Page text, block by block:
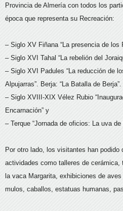
Provincia de Almería con todos los
época que representa su Recreación:
– Siglo XV Fiñana “La presencia de los
– Siglo XVI Tahal “La rebelión del
– Siglo XVI Padules “La reducción de
Alpujarras”. Berja: “La Batalla de Berja”.
– Siglo XVIII-XIX Vélez Rubio
Encarnación” y
– Terque “Jornada de oficios: La uva de
Por otro lado, los visitantes han podido
actividades como talleres de cerámica,
la vaca Margarita, exhibiciones de aves
mulos, caballos, estatuas humanas,